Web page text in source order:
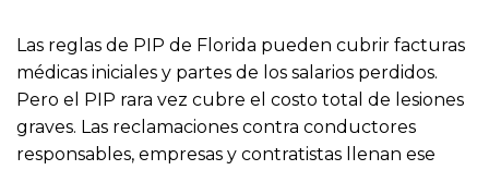
Las reglas de PIP de Florida pueden cubrir facturas
médicas iniciales y partes de los salarios perdidos.
Pero el PIP rara vez cubre el costo total de lesiones
graves. Las reclamaciones contra conductores
responsables, empresas y contratistas llenan ese